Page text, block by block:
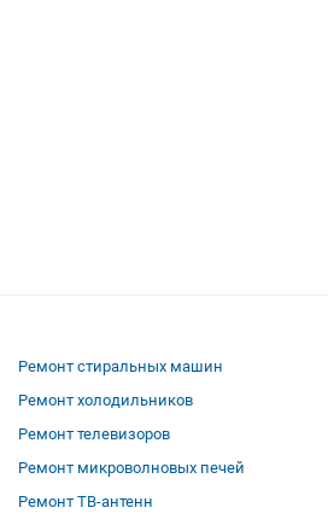
Ремонт стиральных машин
Ремонт холодильников
Ремонт телевизоров
Ремонт микроволновых печей
Ремонт ТВ-антенн